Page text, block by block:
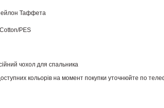
Таффета
Соtton/PES
чохол для спальника
кольорів на момент покупки уточнюйте по